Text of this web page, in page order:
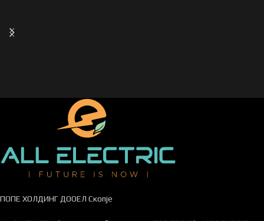
ПОПЕ ХОЛДИНГ ДООЕЛ Скопје